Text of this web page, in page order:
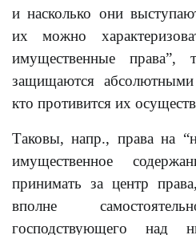
и насколько они
их можно
имущественные
защищаются
кто противится их
Таковы, напр., права на
имущественное
принимать за центр
вполне
господствующего